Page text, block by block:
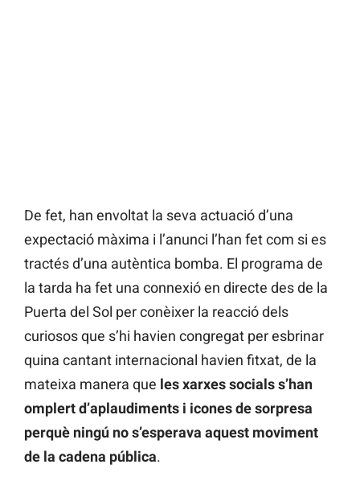
De fet, han envoltat la seva actuació d’una
expectació màxima i l’anunci l’han fet com si es
tractés d’una autèntica bomba. El programa de
la tarda ha fet una connexió en directe des de la
Puerta del Sol per conèixer la reacció dels
curiosos que s’hi havien congregat per esbrinar
quina cantant internacional havien fitxat, de la
mateixa manera que les xarxes socials s’han
omplert d’aplaudiments i icones de sorpresa
perquè ningú no s’esperava aquest moviment
de la cadena pública.